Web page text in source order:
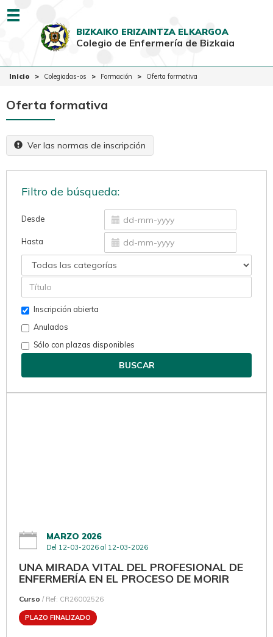
EUSK CAST
Ciudadanía
BIZKAIKO ERIZAINTZA ELKARGOA
Colegio de Enfermería de Bizkaia
Inicio Colegiadas-os Formación Oferta formativa
Oferta formativa
Ver las normas de inscripción
Filtro de búsqueda:
Desde
Hasta
Inscripción abierta
Anulados
Sólo con plazas disponibles
BUSCAR
MARZO 2026
Del 12-03-2026 al 12-03-2026
UNA MIRADA VITAL DEL PROFESIONAL DE
ENFERMERÍA EN EL PROCESO DE MORIR
Curso / Ref: CR26002526
PLAZO FINALIZADO